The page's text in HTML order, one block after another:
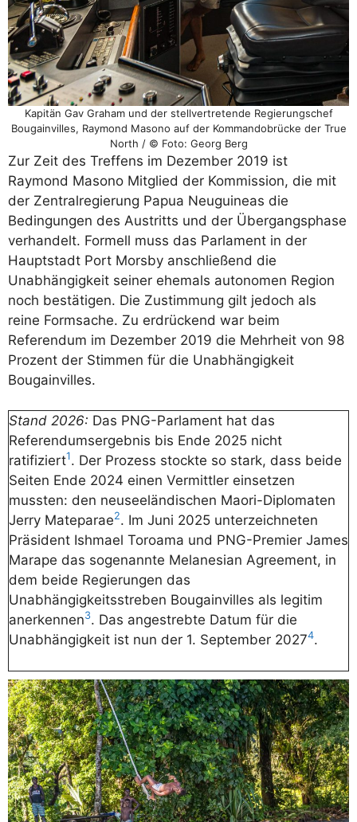
Kapitän Gav Graham und der stellvertretende Regierungschef
Bougainvilles, Raymond Masono auf der Kommandobrücke der True
North / © Foto: Georg Berg
Zur Zeit des Treffens im Dezember 2019 ist
Raymond Masono Mitglied der Kommission, die mit
der Zentralregierung Papua Neuguineas die
Bedingungen des Austritts und der Übergangsphase
verhandelt. Formell muss das Parlament in der
Hauptstadt Port Morsby anschließend die
Unabhängigkeit seiner ehemals autonomen Region
noch bestätigen. Die Zustimmung gilt jedoch als
reine Formsache. Zu erdrückend war beim
Referendum im Dezember 2019 die Mehrheit von 98
Prozent der Stimmen für die Unabhängigkeit
Bougainvilles.
Stand 2026: Das PNG-Parlament hat das
Referendumsergebnis bis Ende 2025 nicht
ratifiziert1. Der Prozess stockte so stark, dass beide
Seiten Ende 2024 einen Vermittler einsetzen
mussten: den neuseeländischen Maori-Diplomaten
Jerry Mateparae2. Im Juni 2025 unterzeichneten
Präsident Ishmael Toroama und PNG-Premier James
Marape das sogenannte Melanesian Agreement, in
dem beide Regierungen das
Unabhängigkeitsstreben Bougainvilles als legitim
anerkennen3. Das angestrebte Datum für die
Unabhängigkeit ist nun der 1. September 20274.